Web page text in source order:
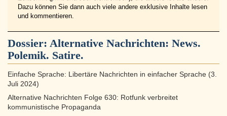
Dazu können Sie dann auch viele andere exklusive Inhalte lesen
und kommentieren.
Dossier: Alternative Nachrichten: News.
Polemik. Satire.
Einfache Sprache: Libertäre Nachrichten in einfacher Sprache (3.
Juli 2024)
Alternative Nachrichten Folge 630: Rotfunk verbreitet
kommunistische Propaganda